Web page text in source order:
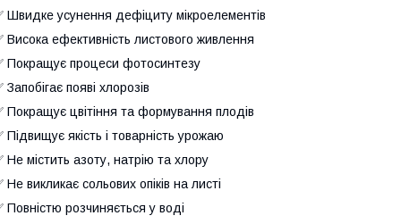
Швидке усунення дефіциту мікроелементів
Висока ефективність листового живлення
Покращує процеси фотосинтезу
Запобігає появі хлорозів
Покращує цвітіння та формування плодів
Підвищує якість і товарність урожаю
Не містить азоту, натрію та хлору
Не викликає сольових опіків на листі
Повністю розчиняється у воді